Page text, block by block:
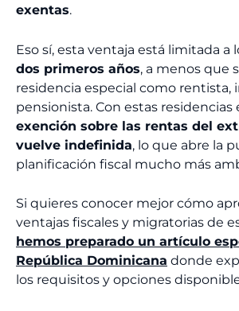
exentas.
Eso sí, esta ventaja está limitada a
dos primeros años, a menos que
residencia especial como rentista,
pensionista. Con estas residencias
exención sobre las rentas del
vuelve indefinida, lo que abre la
planificación fiscal mucho más
Si quieres conocer mejor cómo
ventajas fiscales y migratorias de
hemos preparado un artículo
República Dominicana donde
los requisitos y opciones